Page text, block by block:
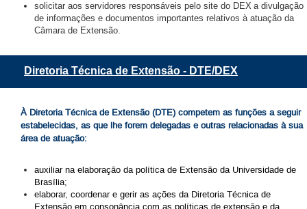
solicitar aos servidores responsáveis pelo site do DEX a divulgação
de informações e documentos importantes relativos à atuação da
Câmara de Extensão.
Diretoria Técnica de Extensão - DTE/DEX
À Diretoria Técnica de Extensão (DTE) competem as funções a seguir
estabelecidas, as que lhe forem delegadas e outras relacionadas à sua
área de atuação:
auxiliar na elaboração da política de Extensão da Universidade de
Brasília;
elaborar, coordenar e gerir as ações da Diretoria Técnica de